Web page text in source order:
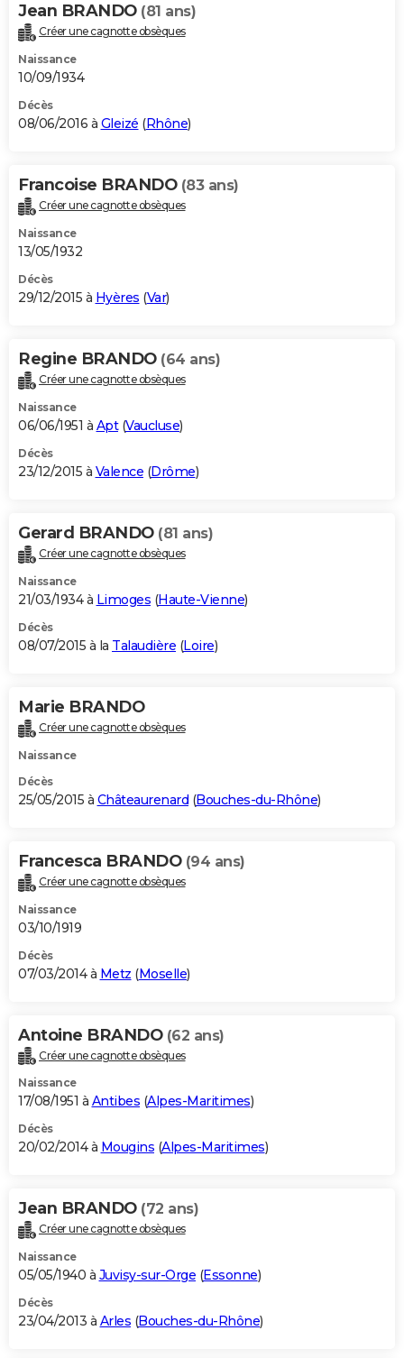
Jean BRANDO (81 ans)
Créer une cagnotte obsèques
Naissance
10/09/1934
Décès
08/06/2016 à Gleizé (Rhône)
Francoise BRANDO (83 ans)
Créer une cagnotte obsèques
Naissance
13/05/1932
Décès
29/12/2015 à Hyères (Var)
Regine BRANDO (64 ans)
Créer une cagnotte obsèques
Naissance
06/06/1951 à Apt(Vaucluse)
Décès
23/12/2015 à Valence (Drôme)
Gerard BRANDO (81 ans)
Créer une cagnotte obsèques
Naissance
21/03/1934 à Limoges (Haute-Vienne)
Décès
08/07/2015 à la Talaudière (Loire)
Marie BRANDO
Créer une cagnotte obsèques
Naissance
Décès
25/05/2015 à Châteaurenard (Bouches-du-Rhône)
Francesca BRANDO (94 ans)
Créer une cagnotte obsèques
Naissance
03/10/1919
Décès
07/03/2014 à Metz (Moselle)
Antoine BRANDO (62 ans)
Créer une cagnotte obsèques
Naissance
17/08/1951 à Antibes (Alpes-Maritimes)
Décès
20/02/2014 à Mougins (Alpes-Maritimes)
Jean BRANDO (72 ans)
Créer une cagnotte obsèques
Naissance
05/05/1940 à Juvisy-sur-Orge (Essonne)
Décès
23/04/2013 à Arles (Bouches-du-Rhône)